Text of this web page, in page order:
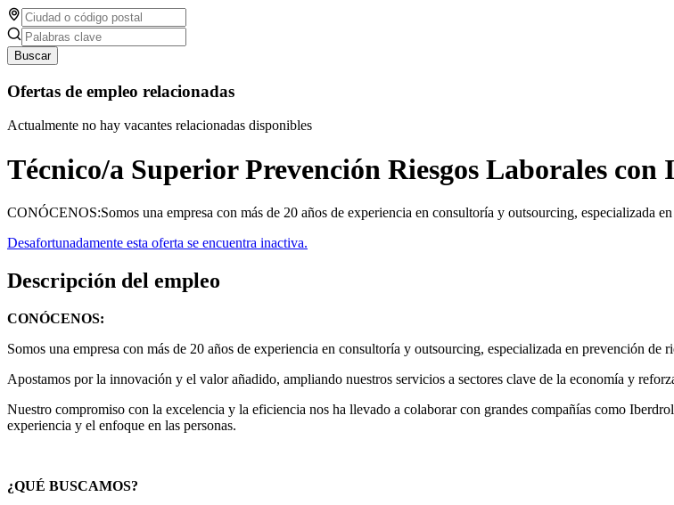
Buscar
Ofertas de empleo relacionadas
Actualmente no hay vacantes relacionadas disponibles
Técnico/a Superior Prevención Riesgos Laborales con
CONÓCENOS:Somos una empresa con más de 20 años de experiencia en consultoría y outsourcing, especializada
Desafortunadamente esta oferta se encuentra inactiva.
Descripción del empleo
CONÓCENOS:
Somos una empresa con más de 20 años de experiencia en consultoría y outsourcing, especializada en prevención
Apostamos por la innovación y el valor añadido, ampliando nuestros servicios a sectores clave de la economía y
Nuestro compromiso con la excelencia y la eficiencia nos ha llevado a colaborar con grandes compañías como
experiencia y el enfoque en las personas.
¿QUÉ BUSCAMOS?